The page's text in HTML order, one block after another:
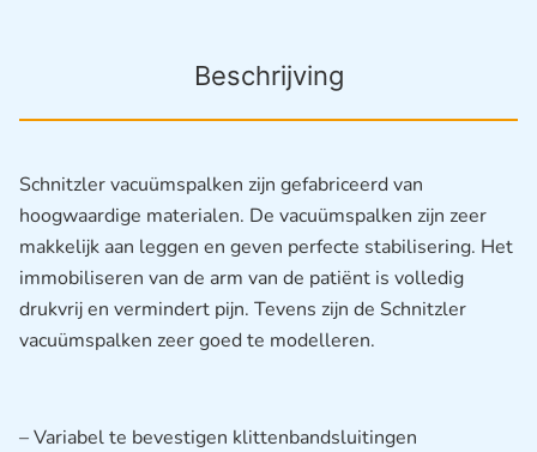
Beschrijving
Schnitzler vacuümspalken zijn gefabriceerd van
hoogwaardige materialen. De vacuümspalken zijn zeer
makkelijk aan leggen en geven perfecte stabilisering. Het
immobiliseren van de arm van de patiënt is volledig
drukvrij en vermindert pijn. Tevens zijn de Schnitzler
vacuümspalken zeer goed te modelleren.
– Variabel te bevestigen klittenbandsluitingen